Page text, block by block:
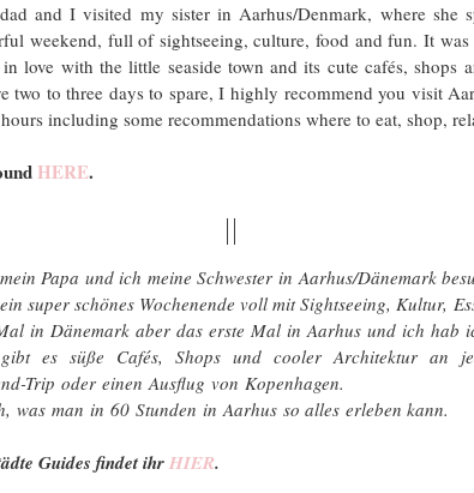
and I visited my sister in Aarhus/Denmark, where she
weekend, full of sightseeing, culture, food and fun. It
love with the little seaside town and its cute cafés, shops
two to three days to spare, I highly recommend you visit
including some recommendations where to eat, shop,
HERE.
Papa und ich meine Schwester in Aarhus/Dänemark
super schönes Wochenende voll mit Sightseeing, Kultur,
in Dänemark aber das erste Mal in Aarhus und ich hab
es süße Cafés, Shops und cooler Architektur an
Trip oder einen Ausflug von Kopenhagen.
was man in 60 Stunden in Aarhus so alles erleben kann.
Guides findet ihrHIER.